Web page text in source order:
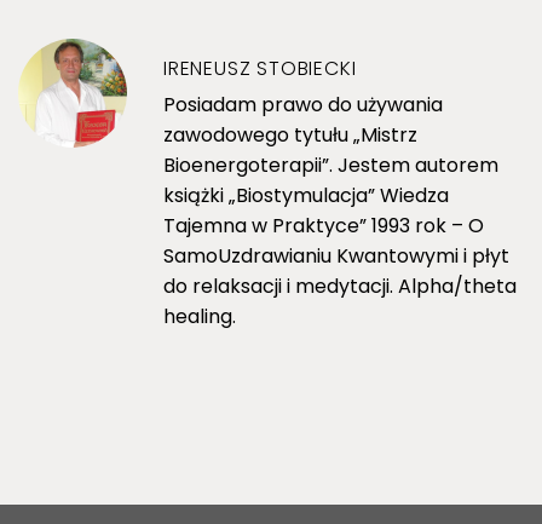
IRENEUSZ STOBIECKI
Posiadam prawo do używania
zawodowego tytułu „Mistrz
Bioenergoterapii”. Jestem autorem
książki „Biostymulacja” Wiedza
Tajemna w Praktyce” 1993 rok – O
SamoUzdrawianiu Kwantowymi i płyt
do relaksacji i medytacji. Alpha/theta
healing.